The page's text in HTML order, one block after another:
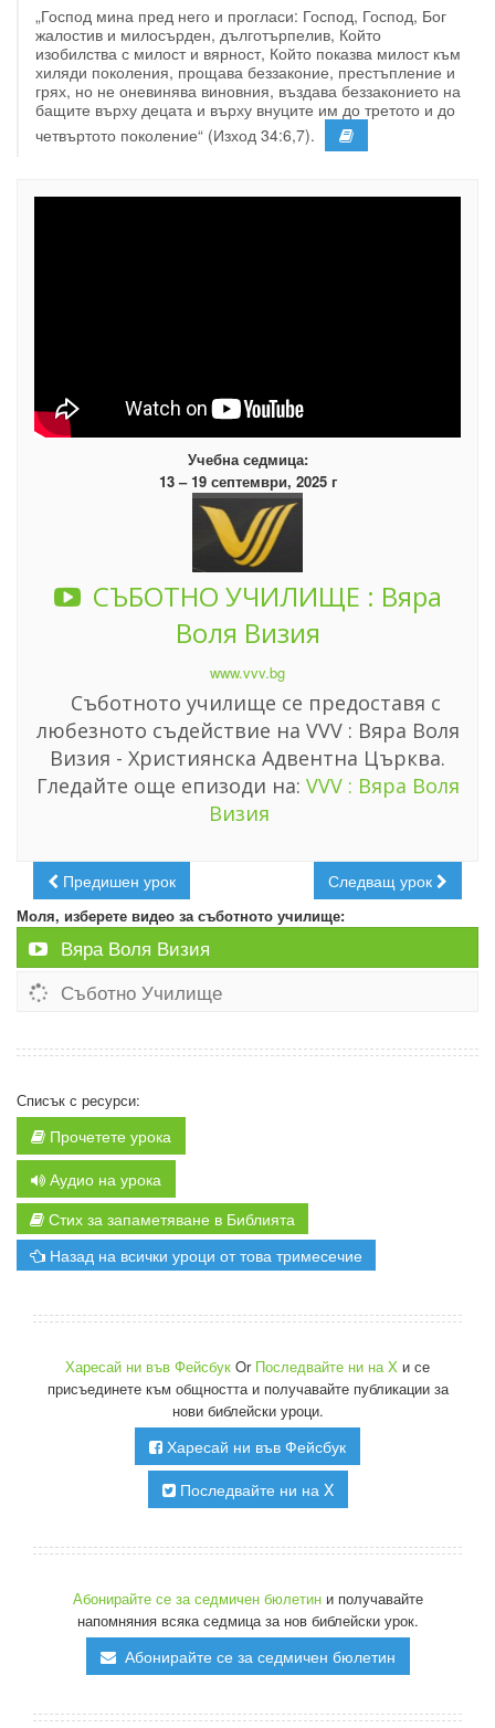
„Господ мина пред него и прогласи: Господ, Господ, Бог
жалостив и милосърден, дълготърпелив, Който
изобилства с милост и вярност, Който показва милост към
хиляди поколения, прощава беззаконие, престъпление и
грях, но не оневинява виновния, въздава беззаконието на
бащите върху децата и върху внуците им до третото и до
четвъртото поколение“ (Изход 34:6,7).
Учебна седмица:
13 – 19 септември, 2025 г
СЪБОТНО УЧИЛИЩЕ : Вяра
Воля Визия
www.vvv.bg
Съботното училище се предоставя с
любезното съдействие на VVV : Вяра Воля
Визия - Християнска Адвентна Църква.
Гледайте още епизоди на: VVV : Вяра Воля
Визия
Предишен урок Следващ урок
Моля, изберете видео за съботното училище:
Вяра Воля Визия
Съботно Училище
Списък с ресурси:
Прочетете урока
Аудио на урока
Стих за запаметяване в Библията
Назад на всички уроци от това тримесечие
Харесай ни във Фейсбук Or Последвайте ни на X и се
присъединете към общността и получавайте публикации за
нови библейски уроци.
Харесай ни във Фейсбук
Последвайте ни на X
Абонирайте се за седмичен бюлетини получавайте
напомняния всяка седмица за нов библейски урок.
Абонирайте се за седмичен бюлетин